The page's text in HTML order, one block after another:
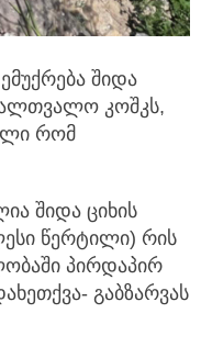
შიდა
კოშკს,
რომ
შიდა ციხის
წერტილი) რის
პირდაპირ
გაბზარვას